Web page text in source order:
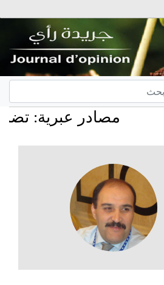
مصادر عبرية: تضاعف